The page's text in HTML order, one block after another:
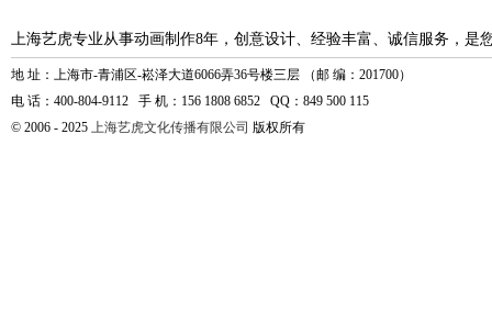
上海艺虎专业从事动画制作8年，创意设计、经验丰富、诚信服务，是
地 址：上海市-青浦区-崧泽大道6066弄36号楼三层 （邮 编：201700）
电 话：400-804-9112 手 机：156 1808 6852 QQ：849 500 115
© 2006 - 2025 上海艺虎文化传播有限公司 版权所有